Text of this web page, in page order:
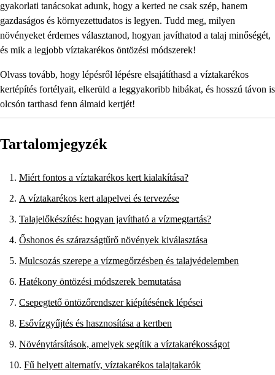
gyakorlati tanácsokat adunk, hogy a kerted ne csak szép, hanem
gazdaságos és környezettudatos is legyen. Tudd meg, milyen
növényeket érdemes választanod, hogyan javíthatod a talaj minőségét,
és mik a legjobb víztakarékos öntözési módszerek!
Olvass tovább, hogy lépésről lépésre elsajátíthasd a víztakarékos
kertépítés fortélyait, elkerüld a leggyakoribb hibákat, és hosszú távon is
olcsón tarthasd fenn álmaid kertjét!
Tartalomjegyzék
Miért fontos a víztakarékos kert kialakítása?
A víztakarékos kert alapelvei és tervezése
Talajelőkészítés: hogyan javítható a vízmegtartás?
Őshonos és szárazságtűrő növények kiválasztása
Mulcsozás szerepe a vízmegőrzésben és talajvédelemben
Hatékony öntözési módszerek bemutatása
Csepegtető öntözőrendszer kiépítésének lépései
Esővízgyűjtés és hasznosítása a kertben
Növénytársítások, amelyek segítik a víztakarékosságot
Fű helyett alternatív, víztakarékos talajtakarók